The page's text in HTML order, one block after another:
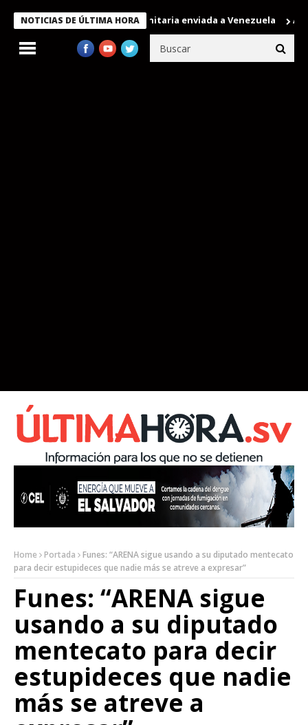
NOTICIAS DE ÚLTIMA HORA
de la misión humanitaria enviada a Venezuela
Home Portada
Funes: “ARENA sigue usando a su diputado mentecato
para decir estupideces que nadie más se atreve a expresar”
Funes: “ARENA sigue
usando a su diputado
mentecato para decir
estupideces que nadie
más se atreve a